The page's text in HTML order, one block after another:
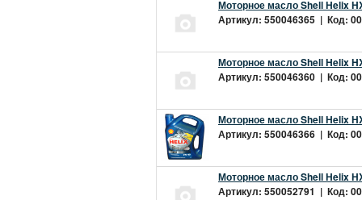
Моторное масло Shell Helix
Артикул: 550046365 | Код:
Моторное масло Shell Helix
Артикул: 550046360 | Код:
Моторное масло Shell Helix
Артикул: 550046366 | Код:
Моторное масло Shell Helix
Артикул: 550052791 | Код: